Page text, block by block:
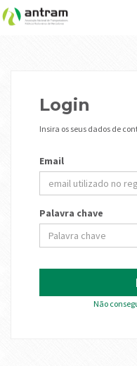
Login
Insira os seus dados de
Email
Palavra chave
Não